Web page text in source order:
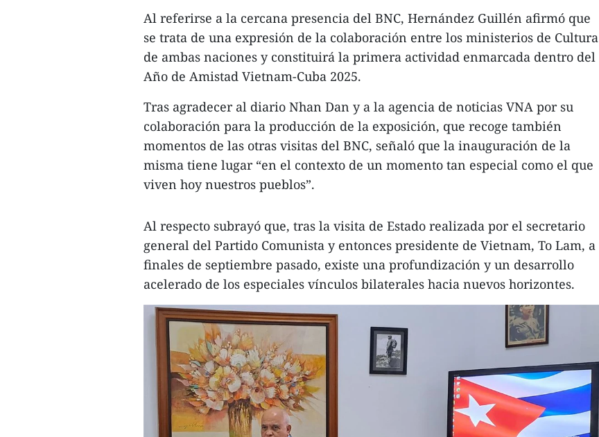
Al referirse a la cercana presencia del BNC, Hernández Guillén afirmó que
se trata de una expresión de la colaboración entre los ministerios de Cultura
de ambas naciones y constituirá la primera actividad enmarcada dentro del
Año de Amistad Vietnam-Cuba 2025.
Tras agradecer al diario Nhan Dan y a la agencia de noticias VNA por su
colaboración para la producción de la exposición, que recoge también
momentos de las otras visitas del BNC, señaló que la inauguración de la
misma tiene lugar “en el contexto de un momento tan especial como el que
viven hoy nuestros pueblos”.
Al respecto subrayó que, tras la visita de Estado realizada por el secretario
general del Partido Comunista y entonces presidente de Vietnam, To Lam, a
finales de septiembre pasado, existe una profundización y un desarrollo
acelerado de los especiales vínculos bilaterales hacia nuevos horizontes.